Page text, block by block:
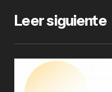
Leer siguiente